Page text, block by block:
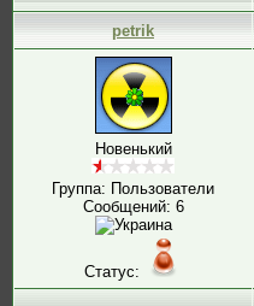
petrik
Новенький
Группа: Пользователи
Сообщений: 6
Статус: